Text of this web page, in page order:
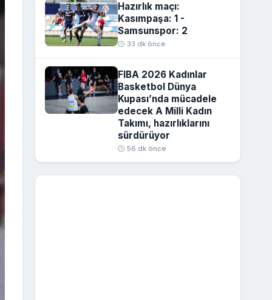
Hazırlık maçı:
Kasımpaşa: 1 -
Samsunspor: 2
🕒 33 dk önce
FIBA 2026 Kadınlar
Basketbol Dünya
Kupası’nda mücadele
edecek A Milli Kadın
Takımı, hazırlıklarını
sürdürüyor
🕒 56 dk önce